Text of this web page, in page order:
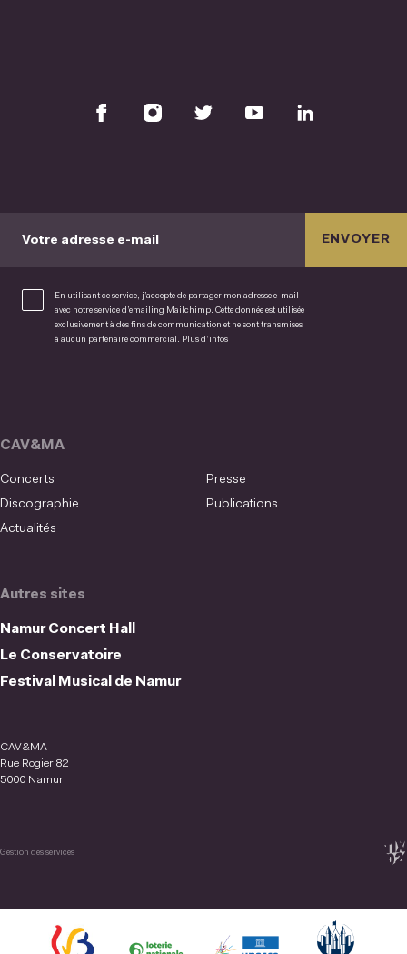
Votre adresse e-mail
En utilisant ce service, j’accepte de partager mon adresse e-mail
avec notre service d’emailing Mailchimp. Cette donnée est utilisée
exclusivement à des fins de communication et ne sont transmises
à aucun partenaire commercial. Plus d’infos
ENVOYER
Autres sites
Namur Concert Hall
Le Conservatoire
Festival Musical de Namur
CAV&MA
Concerts
Presse
Discographie
Publications
Actualités
CAV&MA
Rue Rogier 82
5000 Namur
Gestion des services